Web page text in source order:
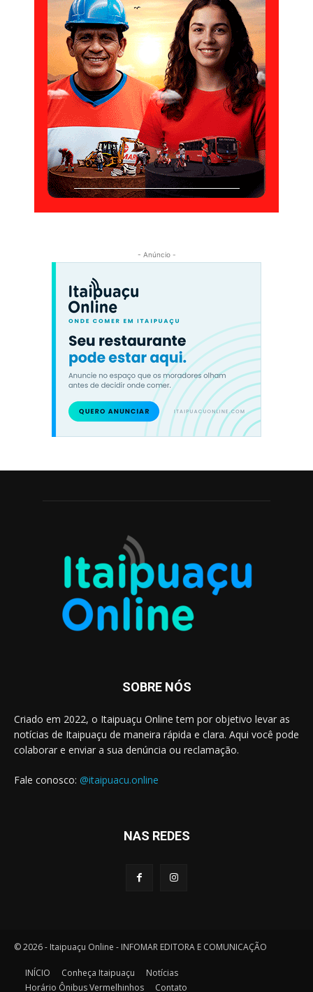
SOBRE NÓS
Criado em 2022, o Itaipuaçu Online tem por objetivo levar as
notícias de Itaipuaçu de maneira rápida e clara. Aqui você pode
colaborar e enviar a sua denúncia ou reclamação.
Fale conosco: @itaipuacu.online
NAS REDES
© 2026 - Itaipuaçu Online - INFOMAR EDITORA E COMUNICAÇÃO
INÍCIO Conheça Itaipuaçu
Notícias
Horário Ônibus Vermelhinhos
Contato